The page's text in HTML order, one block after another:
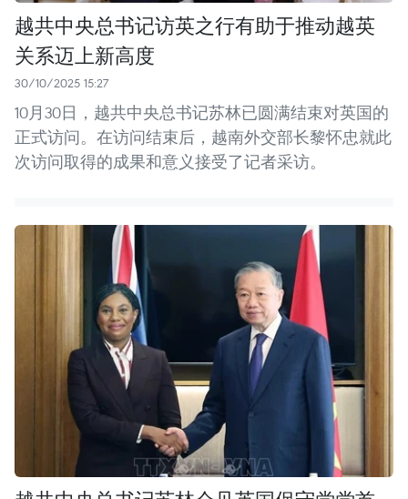
越共中央总书记访英之行有助于推动越英
关系迈上新高度
30/10/2025 15:27
10月30日，越共中央总书记苏林已圆满结束对英国的
正式访问。在访问结束后，越南外交部长黎怀忠就此
次访问取得的成果和意义接受了记者采访。